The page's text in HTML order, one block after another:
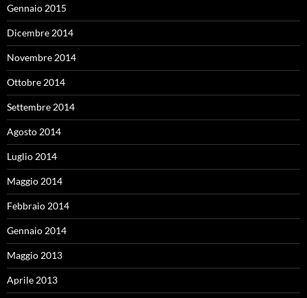
Gennaio 2015
Dicembre 2014
Novembre 2014
Ottobre 2014
Settembre 2014
Agosto 2014
Luglio 2014
Maggio 2014
Febbraio 2014
Gennaio 2014
Maggio 2013
Aprile 2013